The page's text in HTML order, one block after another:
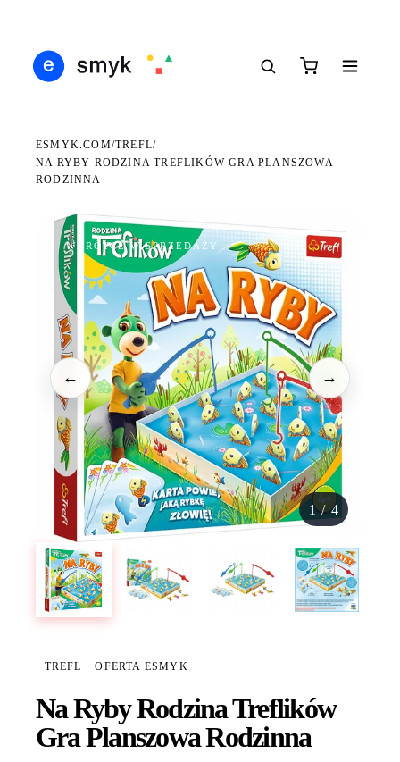
ESMYK.COM/TREFL/
NA RYBY RODZINA TREFLIKÓW GRA PLANSZOWA
RODZINNA
WKRÓTCE W SPRZEDAŻY
← →
1/4
TREFL ·OFERTA ESMYK
Na Ryby Rodzina Treflików
Gra Planszowa Rodzinna